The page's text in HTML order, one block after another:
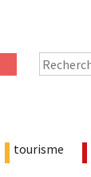
tourisme